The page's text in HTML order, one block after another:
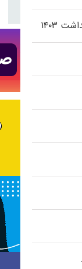
۱۴۰۳